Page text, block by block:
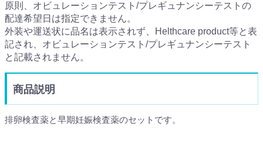
原則、オビュレーションテスト/プレギュナンシーテストの
配達希望日は指定できません。
外装や運送状に品名は表示されず、Helthcare product等と表
記され、オビュレーションテスト/プレギュナンシーテスト
と記載されません。
商品説明
排卵検査薬と早期妊娠検査薬のセットです。